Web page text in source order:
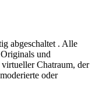
abgeschaltet . Alle
und
Chatraum, der
oder